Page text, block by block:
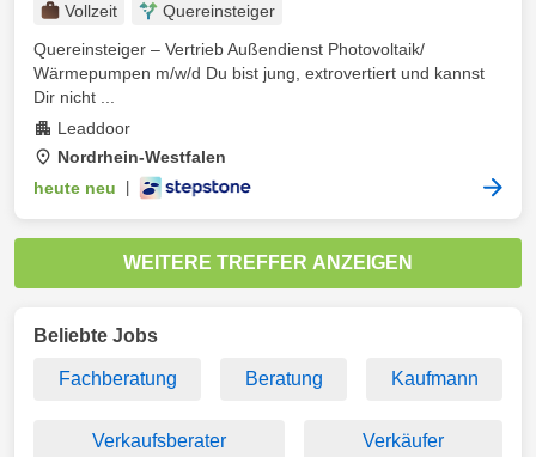
Vollzeit
Quereinsteiger
Quereinsteiger – Vertrieb Außendienst Photovoltaik/
Wärmepumpen m/w/d Du bist jung, extrovertiert und kannst
Dir nicht ...
Leaddoor
Nordrhein-Westfalen
heute neu
WEITERE TREFFER ANZEIGEN
Beliebte Jobs
Fachberatung Beratung Kaufmann
Verkaufsberater Verkäufer